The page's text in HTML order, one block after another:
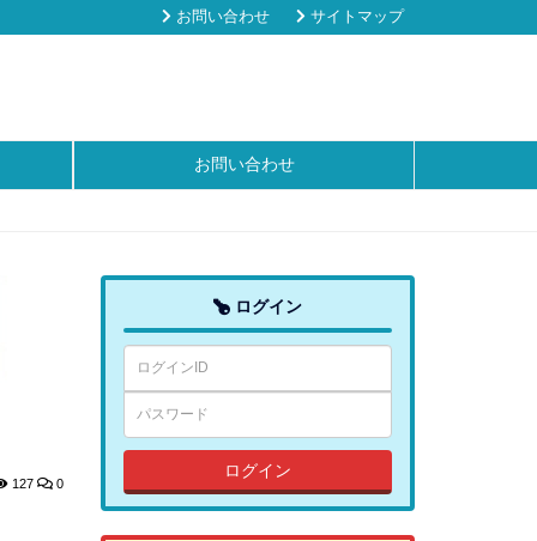
お問い合わせ サイトマップ
お問い合わせ
127 0
ログイン
ログイン